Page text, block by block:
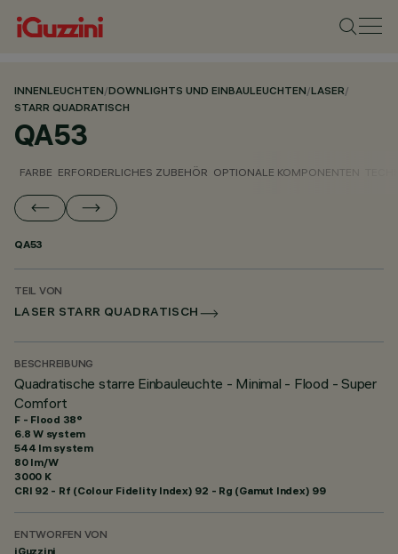
INNENLEUCHTEN/DOWNLIGHTS UND EINBAULEUCHTEN/LASER/
STARR QUADRATISCH
QA53
FARBE ERFORDERLICHES ZUBEHÖR OPTIONALE KOMPONENTEN
QA53
TEIL VON
LASER STARR QUADRATISCH
BESCHREIBUNG
Quadratische starre Einbauleuchte - Minimal - Flood - Super
Comfort
F - Flood 38°
6.8 W system
544 lm system
80 lm/W
3000 K
CRI 92 - Rf (Colour Fidelity Index) 92 - Rg (Gamut Index) 99
ENTWORFEN VON
iGuzzini